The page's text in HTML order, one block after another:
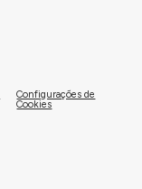
Configurações de
Cookies